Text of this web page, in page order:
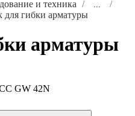
и техника ...
для гибки арматуры
арматуры
GW 42N